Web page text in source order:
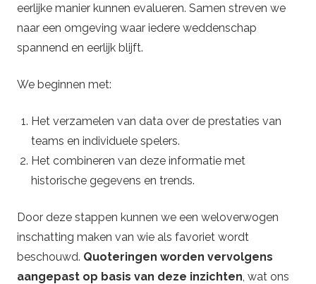
eerlijke manier kunnen evalueren. Samen streven we
naar een omgeving waar iedere weddenschap
spannend en eerlijk blijft.
We beginnen met:
Het verzamelen van data over de prestaties van
teams en individuele spelers.
Het combineren van deze informatie met
historische gegevens en trends.
Door deze stappen kunnen we een weloverwogen
inschatting maken van wie als favoriet wordt
beschouwd. Quoteringen worden vervolgens
aangepast op basis van deze inzichten , wat ons